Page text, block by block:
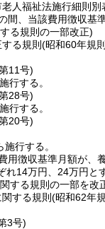
人福祉法施行細則
間、当該費用徴収基
る規則の一部改正)
る規則 (昭和60年規
11号)
行する。
28号)
行する。
20号)
行する。
用徴収基準月額が、
14万円、24万円と
する規則の一部を改
する規則 (昭和62年
3号)